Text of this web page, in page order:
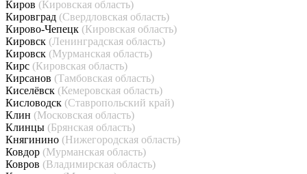
Киров (Кировская область)
Кировград (Свердловская область)
Кирово-Чепецк (Кировская область)
Кировск (Ленинградская область)
Кировск (Мурманская область)
Кирс (Кировская область)
Кирсанов (Тамбовская область)
Киселёвск (Кемеровская область)
Кисловодск (Ставропольский край)
Клин (Московская область)
Клинцы (Брянская область)
Княгинино (Нижегородская область)
Ковдор (Мурманская область)
Ковров (Владимирская область)